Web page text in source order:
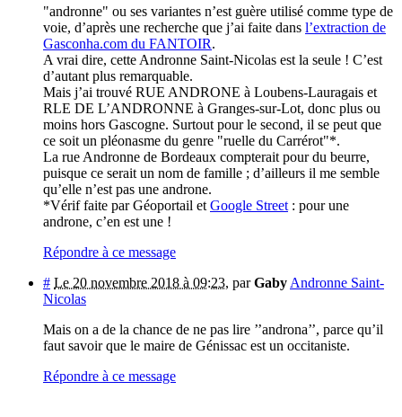
"andronne" ou ses variantes n’est guère utilisé comme type de
voie, d’après une recherche que j’ai faite dans l’extraction de
Gasconha.com du FANTOIR.
A vrai dire, cette Andronne Saint-Nicolas est la seule ! C’est
d’autant plus remarquable.
Mais j’ai trouvé RUE ANDRONE à Loubens-Lauragais et
RLE DE L’ANDRONNE à Granges-sur-Lot, donc plus ou
moins hors Gascogne. Surtout pour le second, il se peut que
ce soit un pléonasme du genre "ruelle du Carrérot"*.
La rue Andronne de Bordeaux compterait pour du beurre,
puisque ce serait un nom de famille ; d’ailleurs il me semble
qu’elle n’est pas une androne.
*Vérif faite par Géoportail et Google Street : pour une
androne, c’en est une !
Répondre à ce message
# Le 20 novembre 2018 à 09:23, parGaby Andronne Saint-
Nicolas
Mais on a de la chance de ne pas lire ’’androna’’, parce qu’il
faut savoir que le maire de Génissac est un occitaniste.
Répondre à ce message